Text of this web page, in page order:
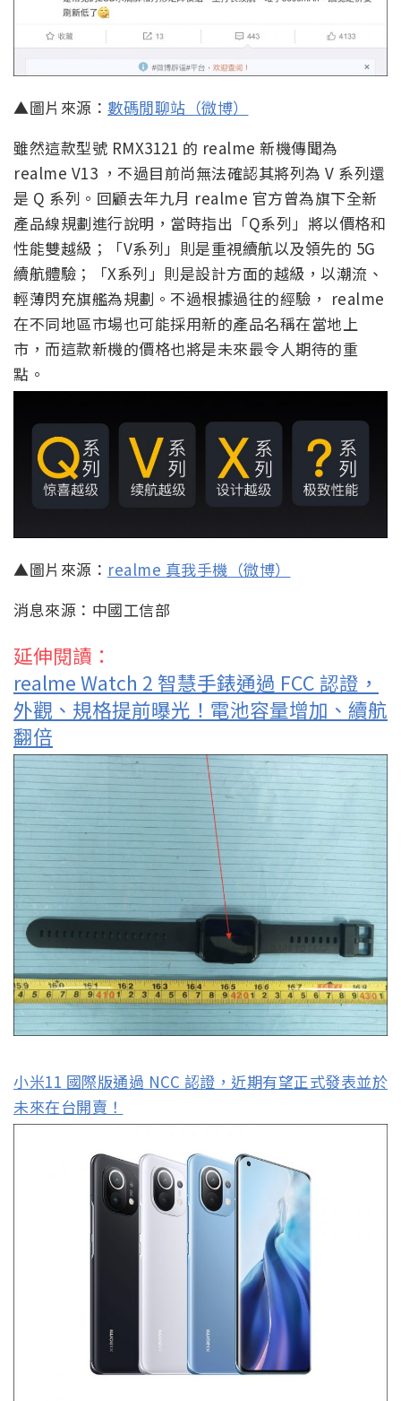
▲圖片來源： 數碼閒聊站（微博）
雖然這款型號 RMX3121 的 realme 新機傳聞為
realme V13 ，不過目前尚無法確認其將列為 V 系列還
是 Q 系列。回顧去年九月 realme 官方曾為旗下全新
產品線規劃進行說明，當時指出「Q系列」將以價格和
性能雙越級；「V系列」則是重視續航以及領先的 5G
續航體驗；「X系列」則是設計方面的越級，以潮流、
輕薄閃充旗艦為規劃。不過根據過往的經驗， realme
在不同地區市場也可能採用新的產品名稱在當地上
市，而這款新機的價格也將是未來最令人期待的重
點。
▲圖片來源： realme 真我手機（微博）
消息來源：中國工信部
延伸閱讀：
realme Watch 2 智慧手錶通過 FCC 認證，
外觀、規格提前曝光！電池容量增加、續航
翻倍
小米11 國際版通過 NCC 認證，近期有望正式發表並於
未來在台開賣！